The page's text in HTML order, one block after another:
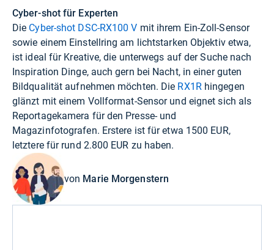
Cyber-shot für Experten
Die Cyber-shot DSC-RX100 V mit ihrem Ein-Zoll-Sensor
sowie einem Einstellring am lichtstarken Objektiv etwa,
ist ideal für Kreative, die unterwegs auf der Suche nach
Inspiration Dinge, auch gern bei Nacht, in einer guten
Bildqualität aufnehmen möchten. Die RX1Rhingegen
glänzt mit einem Vollformat-Sensor und eignet sich als
Reportagekamera für den Presse- und
Magazinfotografen. Erstere ist für etwa 1500 EUR,
letztere für rund 2.800 EUR zu haben.
von Marie Morgenstern